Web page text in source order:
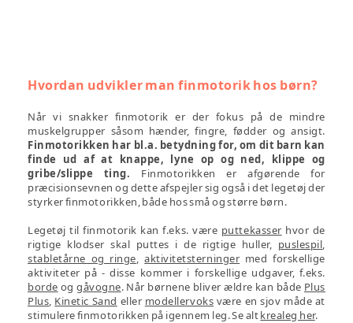
Hvordan udvikler man finmotorik hos børn?
Når vi snakker finmotorik er der fokus på de mindre
muskelgrupper såsom hænder, fingre, fødder og ansigt.
Finmotorikken har bl.a. betydning for, om dit barn kan
finde ud af at knappe, lyne op og ned, klippe og
gribe/slippe ting. Finmotorikken er afgørende for
præcisionsevnen og dette afspejler sig også i det legetøj der
styrker finmotorikken, både hos små og større børn.
Legetøj til finmotorik kan f.eks. være puttekasser hvor de
rigtige klodser skal puttes i de rigtige huller, puslespil,
stabletårne og ringe,aktivitetsterninger med forskellige
aktiviteter på - disse kommer i forskellige udgaver, f.eks.
borde og gåvogne. Når børnene bliver ældre kan både Plus
Plus, Kinetic Sand eller modellervoks være en sjov måde at
stimulere finmotorikken på igennem leg. Se altkrealeg her.